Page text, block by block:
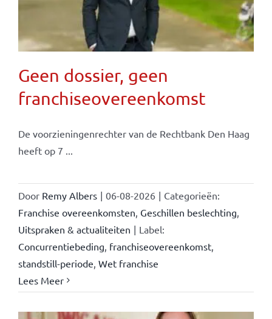
Geen dossier, geen
franchiseovereenkomst
De voorzieningenrechter van de Rechtbank Den Haag
heeft op 7 ...
Door Remy Albers | 06-08-2026 | Categorieën:
Franchise overeenkomsten, Geschillen beslechting,
Uitspraken & actualiteiten | Label:
Concurrentiebeding, franchiseovereenkomst,
standstill-periode, Wet franchise
Lees Meer